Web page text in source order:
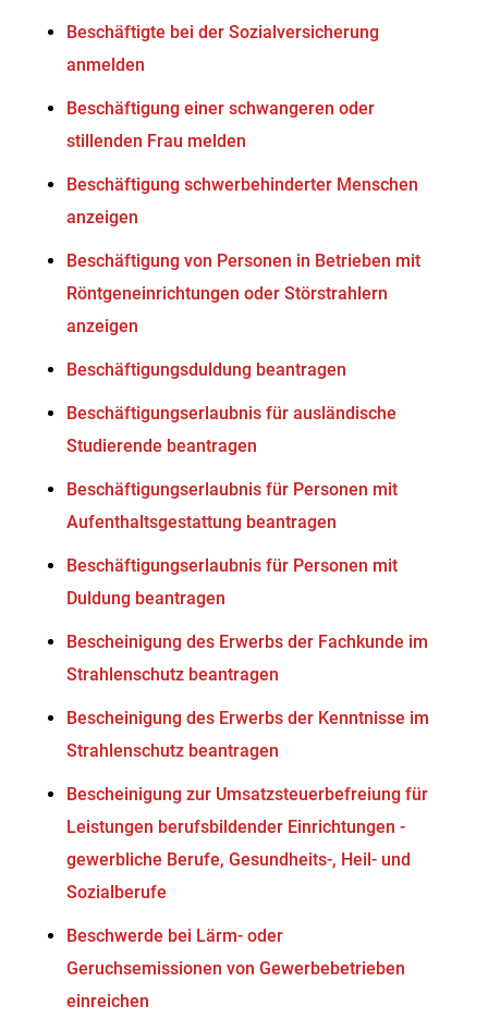
Beschäftigte bei der Sozialversicherung
anmelden
Beschäftigung einer schwangeren oder
stillenden Frau melden
Beschäftigung schwerbehinderter Menschen
anzeigen
Beschäftigung von Personen in Betrieben mit
Röntgeneinrichtungen oder Störstrahlern
anzeigen
Beschäftigungsduldung beantragen
Beschäftigungserlaubnis für ausländische
Studierende beantragen
Beschäftigungserlaubnis für Personen mit
Aufenthaltsgestattung beantragen
Beschäftigungserlaubnis für Personen mit
Duldung beantragen
Bescheinigung des Erwerbs der Fachkunde im
Strahlenschutz beantragen
Bescheinigung des Erwerbs der Kenntnisse im
Strahlenschutz beantragen
Bescheinigung zur Umsatzsteuerbefreiung für
Leistungen berufsbildender Einrichtungen -
gewerbliche Berufe, Gesundheits-, Heil- und
Sozialberufe
Beschwerde bei Lärm- oder
Geruchsemissionen von Gewerbebetrieben
einreichen